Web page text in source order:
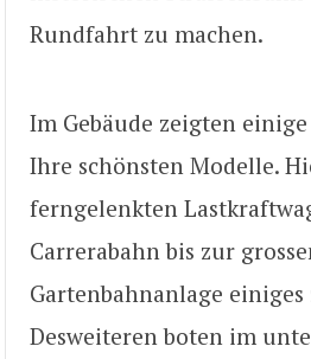
Rundfahrt zu machen.
Im Gebäude zeigten
Ihre schönsten Modelle.
ferngelenkten
Carrerabahn bis zur
Gartenbahnanlage einiges
Desweiteren boten im